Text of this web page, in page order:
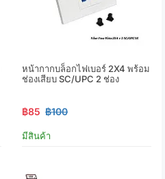
หน้ากากบล็อกไฟเบอร์ 2X4 พร้อม
ช่องเสียบ SC/UPC 2 ช่อง
฿85 ฿100
มีสินค้า